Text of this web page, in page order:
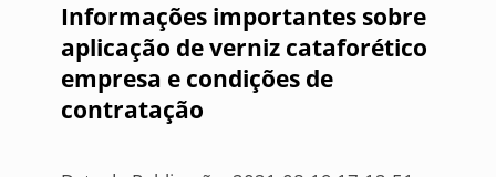
Informações importantes sobre
aplicação de verniz cataforético
empresa e condições de
contratação